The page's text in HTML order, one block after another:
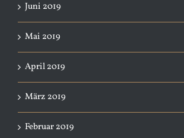
Juni 2019
Mai 2019
April 2019
März 2019
Februar 2019